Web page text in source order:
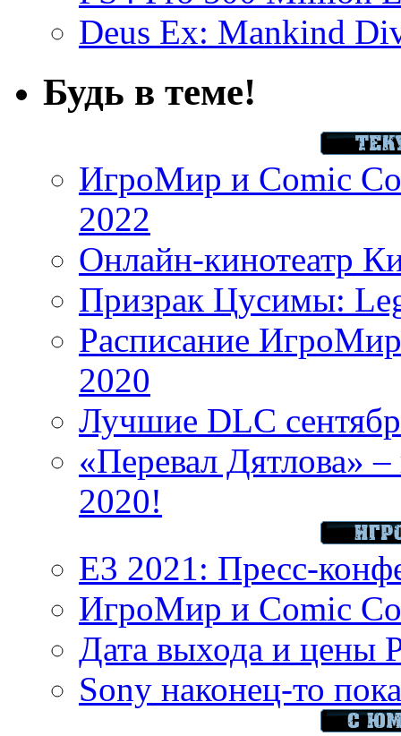
Deus Ex: Mankind
Будь в теме!
ИгроМир и Comic
2022
Онлайн-кинотеатр
Призрак Цусимы:
Расписание
2020
Лучшие DLC
«Перевал Дятлова»
2020!
E3 2021: Пресс-
ИгроМир и Comic
Дата выхода и цены
Sony наконец-то